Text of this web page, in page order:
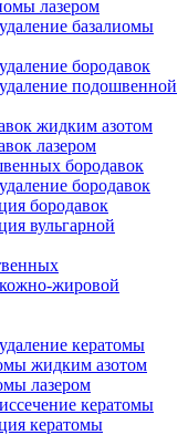
лазером
базалиомы
бородавок
подошвенной
жидким азотом
лазером
бородавок
бородавок
бородавок
вульгарной
жировой
кератомы
жидким азотом
лазером
кератомы
кератомы